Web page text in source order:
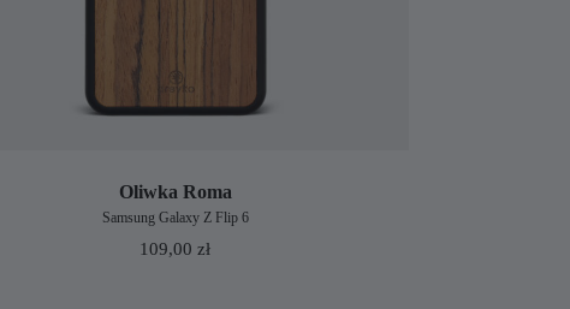
Oliwka Roma
Samsung Galaxy Z Flip 6
109,00zł